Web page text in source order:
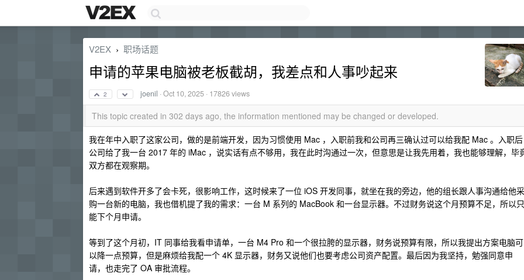
V2EX › 职场话题
申请的苹果电脑被老板截胡，我差点和人事吵起来
2 joenil ·Oct 10, 2025 · 17826 views
This topic created in 302 days ago, the information mentioned may be changed or developed.
我在年中入职了这家公司，做的是前端开发，因为习惯使用 Mac ，入职前我和公司再三确认过可以给我配 Mac 。入职后
公司给了我一台 2017 年的 iMac ，说实话有点不够用，我在此时沟通过一次，但意思是让我先用着，我也能够理解，毕
双方都在观察期。
后来遇到软件开多了会卡死，很影响工作，这时候来了一位 iOS 开发同事，就坐在我的旁边，他的组长跟人事沟通给他采
购一台新的电脑，我也借机提了我的需求：一台 M 系列的 MacBook 和一台显示器。不过财务说这个月预算不足，所以只
能下个月申请。
等到了这个月初，IT 同事给我看申请单，一台 M4 Pro 和一个很拉胯的显示器，财务说预算有限，所以我提出方案电脑可
以降一点预算，但是麻烦给我配一个 4K 显示器，财务又说他们也要考虑公司资产配置。最后因为我坚持，勉强同意申
请，也走完了 OA 审批流程。